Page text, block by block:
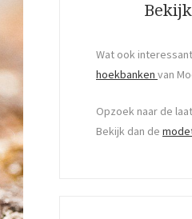
Wat ook
hoekbanken van
Opzoek naar de
Bekijk dan de